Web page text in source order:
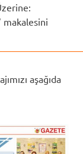
makalesini
aşağıda